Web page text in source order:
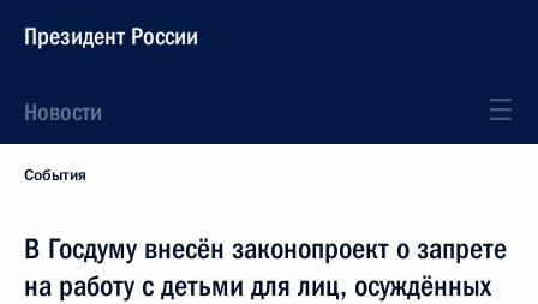
Президент России
Новости
События
В Госдуму внесён законопроект о запрете
на работу с детьми для лиц, осуждённых